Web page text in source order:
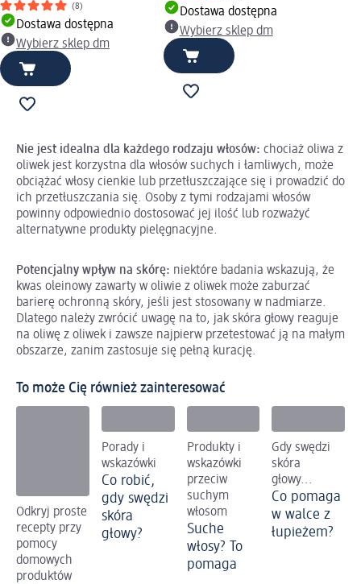
(8)
Dostawa dostępna
Wybierz sklep dm
Dostawa dostępna
Wybierz sklep dm
Nie jest idealna dla każdego rodzaju włosów: chociaż oliwa z
oliwek jest korzystna dla włosów suchych i łamliwych, może
obciążać włosy cienkie lub przetłuszczające się i prowadzić do
ich przetłuszczania się. Osoby z tymi rodzajami włosów
powinny odpowiednio dostosować jej ilość lub rozważyć
alternatywne produkty pielęgnacyjne.
Potencjalny wpływ na skórę: niektóre badania wskazują, że
kwas oleinowy zawarty w oliwie z oliwek może zaburzać
barierę ochronną skóry, jeśli jest stosowany w nadmiarze.
Dlatego należy zwrócić uwagę na to, jak skóra głowy reaguje
na oliwę z oliwek i zawsze najpierw przetestować ją na małym
obszarze, zanim zastosuje się pełną kurację.
To może Cię również zainteresować
Odkryj proste
recepty przy
pomocy
domowych
produktów
Porady i
wskazówki
Co robić,
gdy swędzi
skóra
głowy?
Produkty i
wskazówki
przeciw
suchym
włosom
Suche
włosy? To
pomaga
Gdy swędzi
skóra
głowy...
Co pomaga
w walce z
łupieżem?